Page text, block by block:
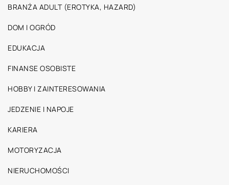
BRANŻA ADULT (EROTYKA, HAZARD)
DOM I OGRÓD
EDUKACJA
FINANSE OSOBISTE
HOBBY I ZAINTERESOWANIA
JEDZENIE I NAPOJE
KARIERA
MOTORYZACJA
NIERUCHOMOŚCI